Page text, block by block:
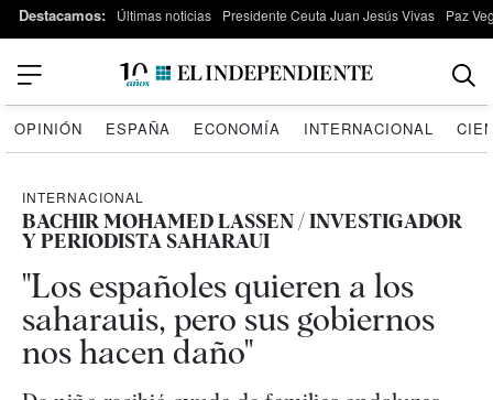
Destacamos: Últimas noticias Presidente Ceuta Juan Jesús Vivas Paz
OPINIÓN ESPAÑA ECONOMÍA INTERNACIONAL
INTERNACIONAL
BACHIR MOHAMED LASSEN / INVESTIGADOR
Y PERIODISTA SAHARAUI
"Los españoles quieren a los
saharauis, pero sus gobiernos
nos hacen daño"